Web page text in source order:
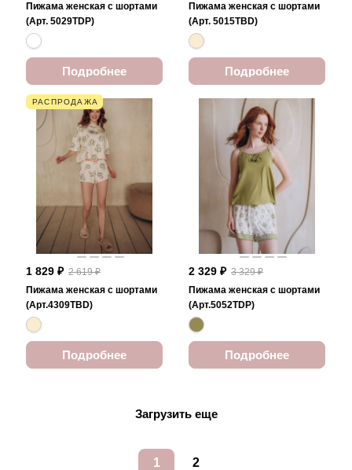
Пижама женская с шортами
(Арт. 5029TDP)
Подробнее
Пижама женская с шортами
(Арт. 5015TBD)
Подробнее
РАСПРОДАЖА
1 829 ₽ 2 619 ₽
Пижама женская с шортами
(Арт.4309TBD)
Подробнее
2 329 ₽ 3 329 ₽
Пижама женская с шортами
(Арт.5052TDP)
Подробнее
Загрузить еще
1 2